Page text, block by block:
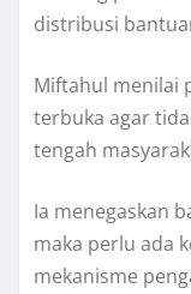
distribusi
Miftahul menilai
terbuka agar
tengah
Ia menegaskan
maka perlu ada
mekanisme